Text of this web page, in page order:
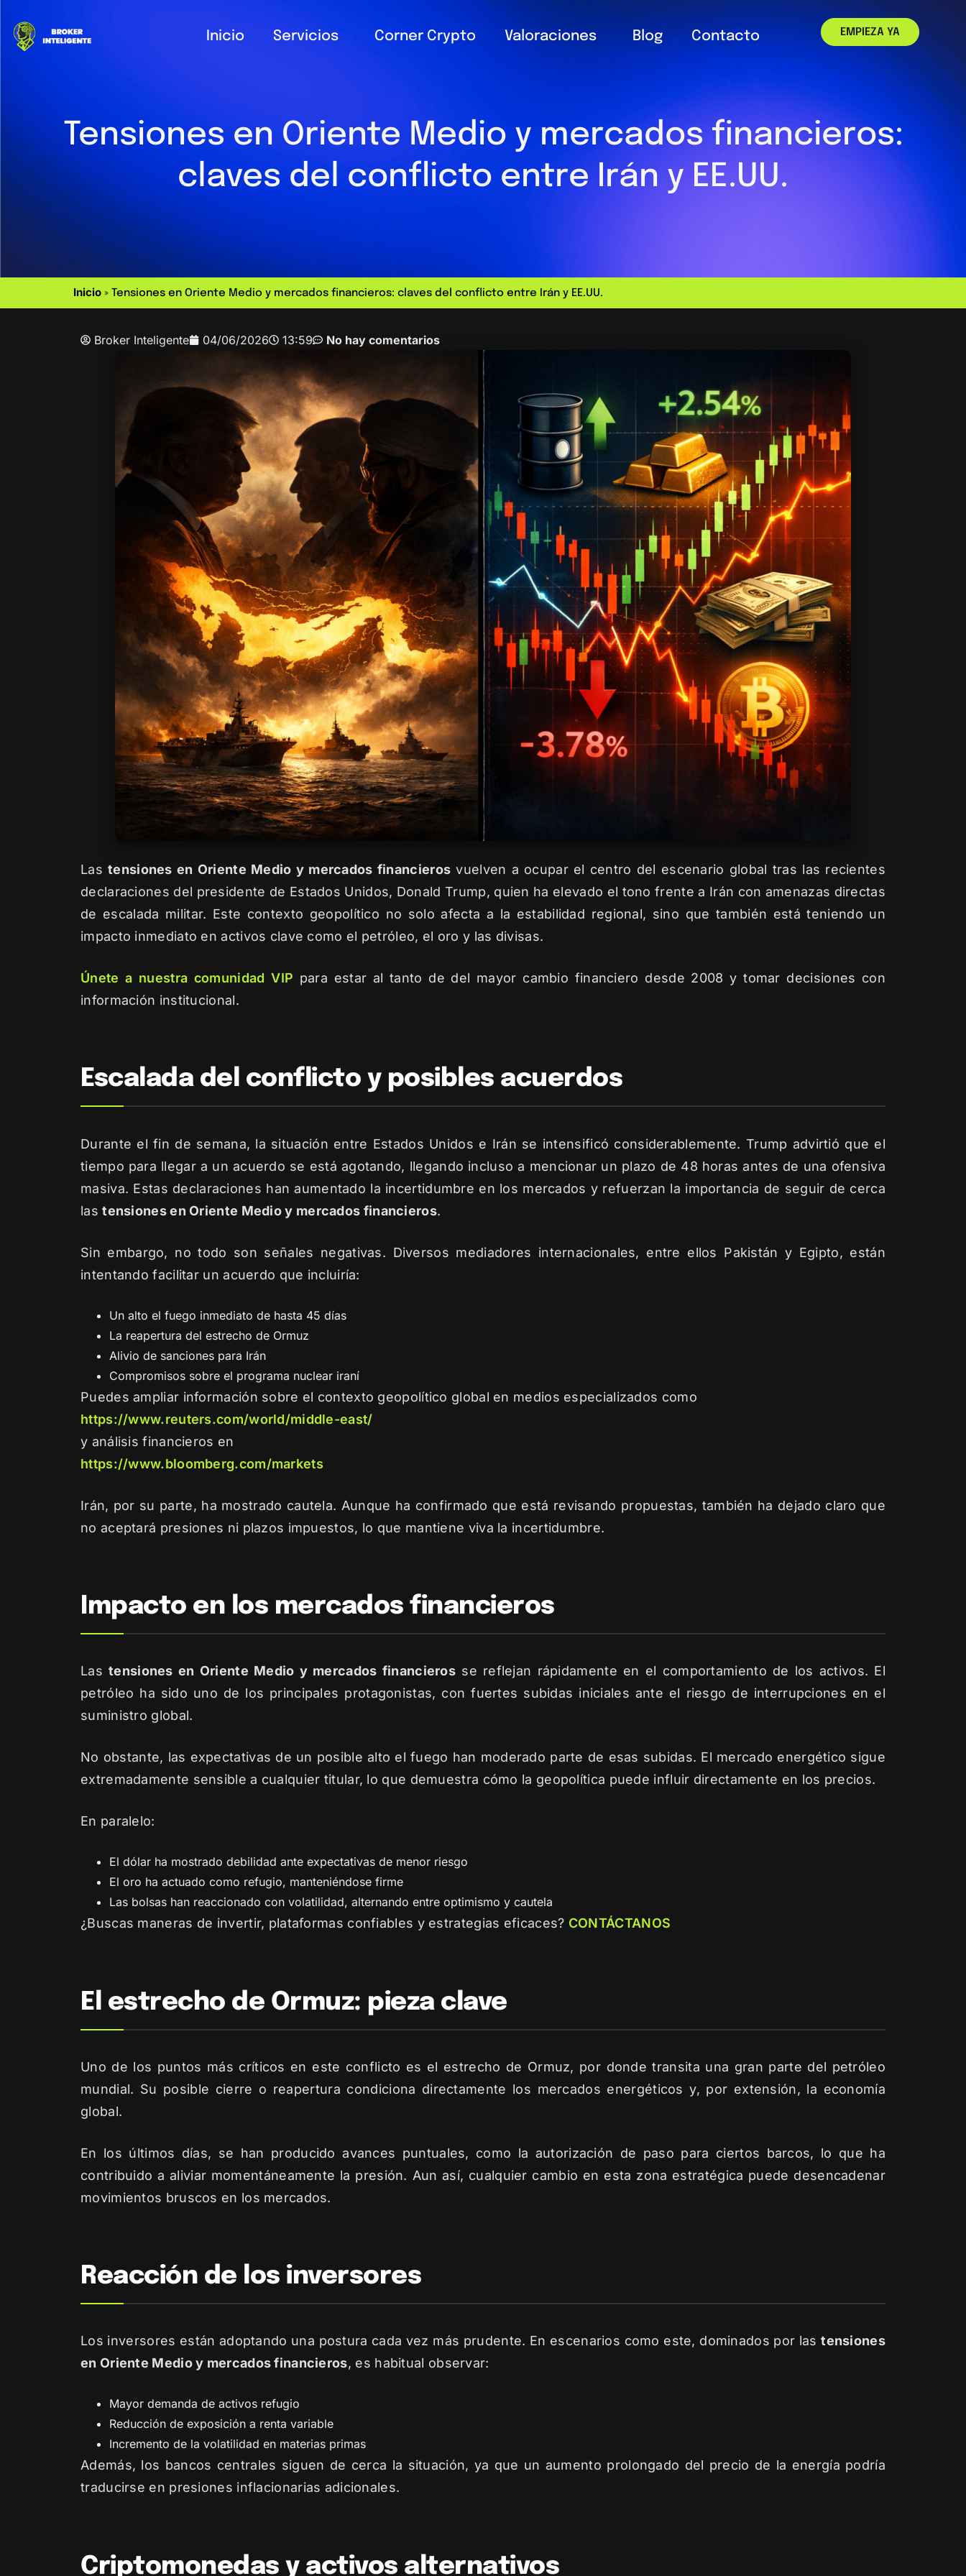
Inicio Servicios Corner Crypto Valoraciones Blog Contacto EMPIEZA YA
Tensiones en Oriente Medio y mercados financieros:
claves del conflicto entre Irán y EE.UU.
Inicio » Tensiones en Oriente Medio y mercados financieros: claves del conflicto entre Irán y EE.UU.
Broker Inteligente 04/06/2026 13:59 No hay comentarios
Lastensiones en Oriente Medio y mercados financieros vuelven a ocupar el centro del escenario global tras las recientes
declaraciones del presidente de Estados Unidos, Donald Trump, quien ha elevado el tono frente a Irán con amenazas directas
de escalada militar. Este contexto geopolítico no solo afecta a la estabilidad regional, sino que también está teniendo un
impacto inmediato en activos clave como el petróleo, el oro y las divisas.
Únete a nuestra comunidad VIP para estar al tanto de del mayor cambio financiero desde 2008 y tomar decisiones con
información institucional.
Escalada del conflicto y posibles acuerdos
Durante el fin de semana, la situación entre Estados Unidos e Irán se intensificó considerablemente. Trump advirtió que el
tiempo para llegar a un acuerdo se está agotando, llegando incluso a mencionar un plazo de 48 horas antes de una ofensiva
masiva. Estas declaraciones han aumentado la incertidumbre en los mercados y refuerzan la importancia de seguir de cerca
lastensiones en Oriente Medio y mercados financieros.
Sin embargo, no todo son señales negativas. Diversos mediadores internacionales, entre ellos Pakistán y Egipto, están
intentando facilitar un acuerdo que incluiría:
Un alto el fuego inmediato de hasta 45 días
La reapertura del estrecho de Ormuz
Alivio de sanciones para Irán
Compromisos sobre el programa nuclear iraní
Puedes ampliar información sobre el contexto geopolítico global en medios especializados como
https://www.reuters.com/world/middle-east/
y análisis financieros en
https://www.bloomberg.com/markets
Irán, por su parte, ha mostrado cautela. Aunque ha confirmado que está revisando propuestas, también ha dejado claro que
no aceptará presiones ni plazos impuestos, lo que mantiene viva la incertidumbre.
Impacto en los mercados financieros
Lastensiones en Oriente Medio y mercados financieros se reflejan rápidamente en el comportamiento de los activos. El
petróleo ha sido uno de los principales protagonistas, con fuertes subidas iniciales ante el riesgo de interrupciones en el
suministro global.
No obstante, las expectativas de un posible alto el fuego han moderado parte de esas subidas. El mercado energético sigue
extremadamente sensible a cualquier titular, lo que demuestra cómo la geopolítica puede influir directamente en los precios.
En paralelo:
El dólar ha mostrado debilidad ante expectativas de menor riesgo
El oro ha actuado como refugio, manteniéndose firme
Las bolsas han reaccionado con volatilidad, alternando entre optimismo y cautela
¿Buscas maneras de invertir, plataformas confiables y estrategias eficaces? CONTÁCTANOS
El estrecho de Ormuz: pieza clave
Uno de los puntos más críticos en este conflicto es el estrecho de Ormuz, por donde transita una gran parte del petróleo
mundial. Su posible cierre o reapertura condiciona directamente los mercados energéticos y, por extensión, la economía
global.
En los últimos días, se han producido avances puntuales, como la autorización de paso para ciertos barcos, lo que ha
contribuido a aliviar momentáneamente la presión. Aun así, cualquier cambio en esta zona estratégica puede desencadenar
movimientos bruscos en los mercados.
Reacción de los inversores
Los inversores están adoptando una postura cada vez más prudente. En escenarios como este, dominados por lastensiones
en Oriente Medio y mercados financieros, es habitual observar:
Mayor demanda de activos refugio
Reducción de exposición a renta variable
Incremento de la volatilidad en materias primas
Además, los bancos centrales siguen de cerca la situación, ya que un aumento prolongado del precio de la energía podría
traducirse en presiones inflacionarias adicionales.
Criptomonedas y activos alternativos